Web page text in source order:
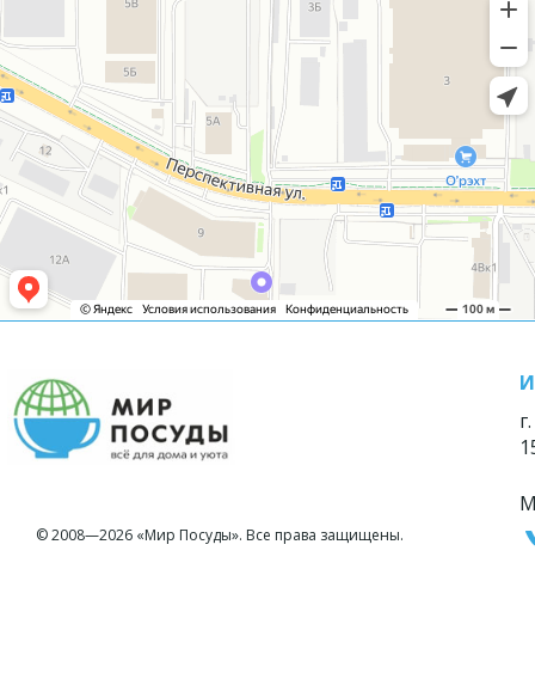
© 2008—2026 «Мир Посуды». Все права защищены.